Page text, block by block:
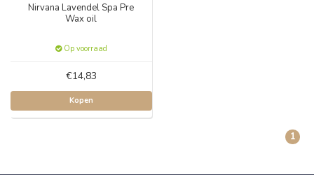
Nirvana Lavendel Spa Pre
Wax oil
Op voorraad
€14,83
Kopen
1